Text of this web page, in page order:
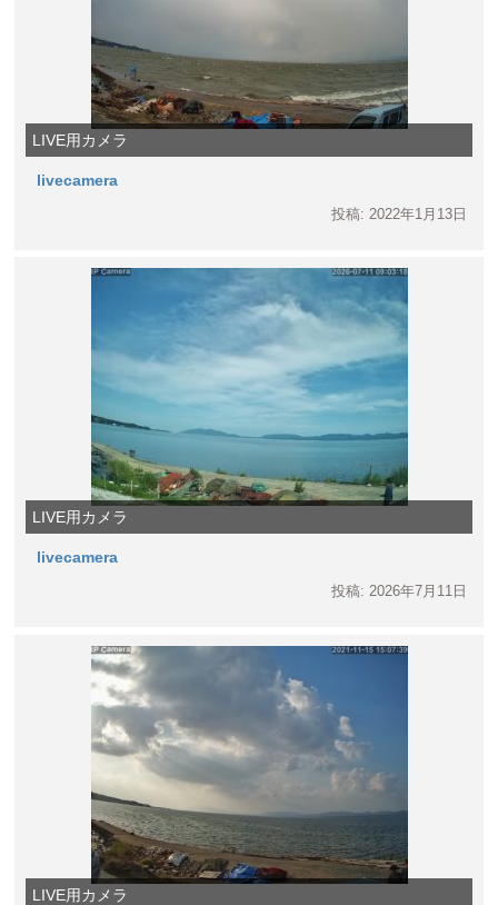
LIVE用カメラ
livecamera
投稿: 2022年1月13日
LIVE用カメラ
livecamera
投稿: 2026年7月11日
LIVE用カメラ